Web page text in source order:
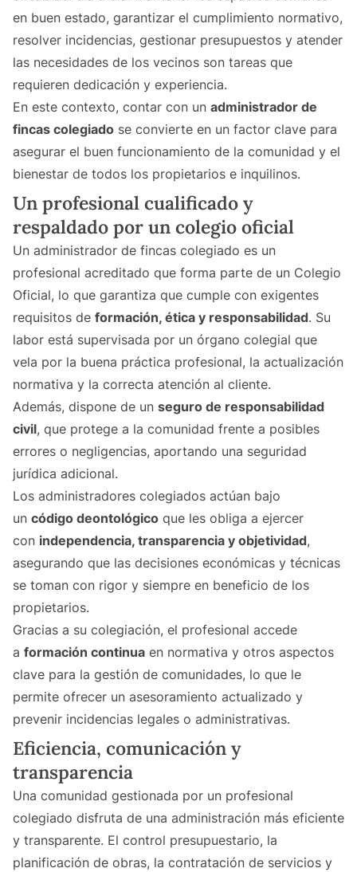
en buen estado, garantizar el cumplimiento normativo,
resolver incidencias, gestionar presupuestos y atender
las necesidades de los vecinos son tareas que
requieren dedicación y experiencia.
En este contexto, contar con un administrador de
fincas colegiado se convierte en un factor clave para
asegurar el buen funcionamiento de la comunidad y el
bienestar de todos los propietarios e inquilinos.
Un profesional cualificado y
respaldado por un colegio oficial
Un administrador de fincas colegiado es un
profesional acreditado que forma parte de un Colegio
Oficial, lo que garantiza que cumple con exigentes
requisitos de formación, ética y responsabilidad. Su
labor está supervisada por un órgano colegial que
vela por la buena práctica profesional, la actualización
normativa y la correcta atención al cliente.
Además, dispone de un seguro de responsabilidad
civil, que protege a la comunidad frente a posibles
errores o negligencias, aportando una seguridad
jurídica adicional.
Los administradores colegiados actúan bajo
un código deontológico que les obliga a ejercer
con independencia, transparencia y objetividad,
asegurando que las decisiones económicas y técnicas
se toman con rigor y siempre en beneficio de los
propietarios.
Gracias a su colegiación, el profesional accede
a formación continua en normativa y otros aspectos
clave para la gestión de comunidades, lo que le
permite ofrecer un asesoramiento actualizado y
prevenir incidencias legales o administrativas.
Eficiencia, comunicación y
transparencia
Una comunidad gestionada por un profesional
colegiado disfruta de una administración más eficiente
y transparente. El control presupuestario, la
planificación de obras, la contratación de servicios y